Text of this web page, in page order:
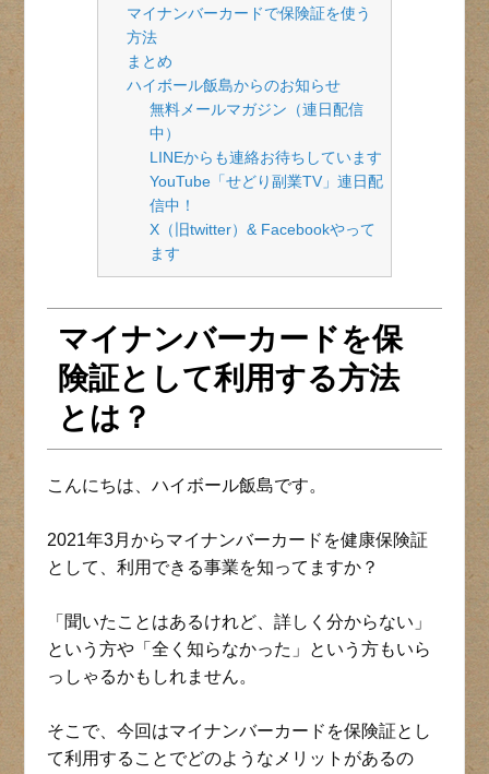
マイナンバーカードで保険証を使う
方法
まとめ
ハイボール飯島からのお知らせ
無料メールマガジン（連日配信
中）
LINEからも連絡お待ちしています
YouTube「せどり副業TV」連日配
信中！
X（旧twitter）& Facebookやって
ます
マイナンバーカードを保
険証として利用する方法
とは？
こんにちは、ハイボール飯島です。
2021年3月からマイナンバーカードを健康保険証
として、利用できる事業を知ってますか？
「聞いたことはあるけれど、詳しく分からない」
という方や「全く知らなかった」という方もいら
っしゃるかもしれません。
そこで、今回はマイナンバーカードを保険証とし
て利用することでどのようなメリットがあるの